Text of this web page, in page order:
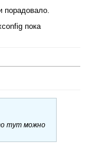
порадовало.
пока
тут можно